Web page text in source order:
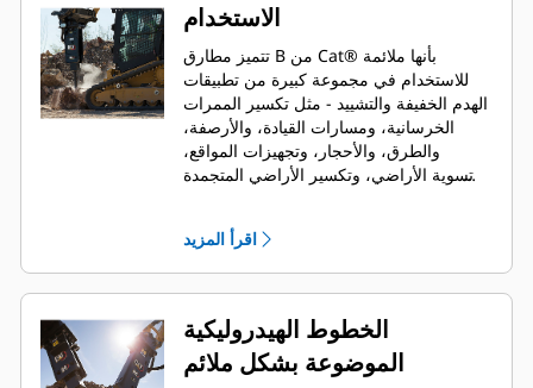
الاستخدام
تتميز مطارق B من Cat® بأنها ملائمة
للاستخدام في مجموعة كبيرة من تطبيقات
الهدم الخفيفة والتشييد - مثل تكسير الممرات
الخرسانية، ومسارات القيادة، والأرصفة،
والطرق، والأحجار، وتجهيزات المواقع،
وتسوية الأراضي، وتكسير الأراضي المتجمدة
اقرأ المزيد
الخطوط الهيدروليكية
الموضوعة بشكل ملائم